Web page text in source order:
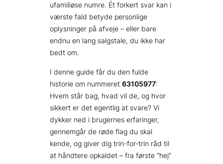
ufamiliøse numre. Ét forkert svar kan i
værste fald betyde personlige
oplysninger på afveje – eller bare
endnu en lang salgstale, du ikke har
bedt om.
I denne guide får du den fulde
historie om nummeret 63105977:
Hvem står bag, hvad vil de, og hvor
sikkert er det egentlig at svare? Vi
dykker ned i brugernes erfaringer,
gennemgår de røde flag du skal
kende, og giver dig trin-for-trin råd til
at håndtere opkaldet – fra første “hej”